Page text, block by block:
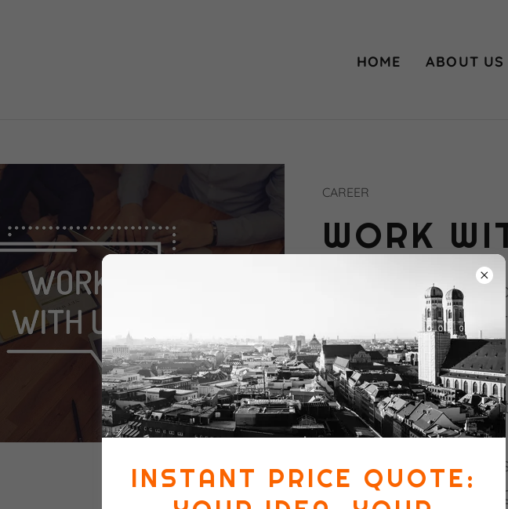
HOME ABOUT US
CAREER
WORK
We offer a fun &
people who are
We are looking for
commitment to
share. If you are
energetic. We
Please send your
INSTANT PRICE QUOTE: